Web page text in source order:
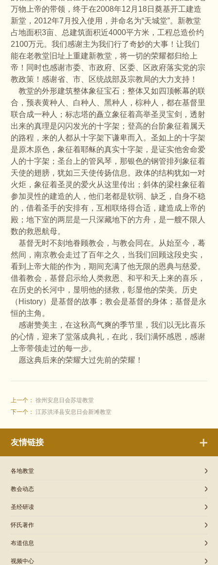
万物上帝的带领，终于在2008年12月18日奠基开工建造
新堂，2012年7月投入使用，并命名为“天城堂”。新教堂
占地面积3亩、总建筑面积近4000平方米，工程总造价约
2100万元。我们感谢主为我们行了奇妙的大事！让我们
能在老教堂旧址上重建新教堂，将一切的荣耀都归给上
帝！同时也感谢市委、市政府、区委、区政府落实党的宗
教政策！感谢省、市、区统战部及宗教局的大力支持！
教堂的外形建筑整体象征宝石；整体又如四顶帐幕的联
合，预表黄种人、白种人、黑种人，棕种人，都在基督里
联合成一种人；标志塔的矗立象征着高举圣灵宝剑，透射
出来的真理是闪闪发光的十字架；登高的台阶象征着属天
的路程，来的人都从十字架下谦卑而入。圣如上的十字架
是原木原色，象征着耶稣的真实十字架，是证实他舍命爱
人的十字架；圣台上的管风琴，那银色的钢管排列象征着
天使的翅膀，犹如三天使传扬信息。政体的结构犹如一对
火炬，象征着圣灵的爱火从这里传出；斜体的梁柱象征着
参加灵性的建造的人，他们老都是软弱、缺乏，自身不稳
的，借着圣手的安排有，互相联络得合适，建造成上帝的
殿；地下室的两层是一只深藏地下的方舟，是一艘不限人
数的救恩航母。
基督无时不刻地眷顾教会，与教会同在。从始至今，蓦
然间，南京教会走过了百年之久，当我们回顾这段史实，
看到上帝大能的作为，期间充满了他无限的恩典与慈爱。
借着教会，基督启示给人类救恩、和平和天上来的喜乐，
在历史的长河中，显明他的拯救，彰显他的荣美。历史
（History）是基督的故事；教会是基督的身体；基督是永
恒的主角。
感谢赞美主，在这秋高气爽的季节里，我们以无比喜乐
的心情，迎来了堂落成典礼，在此，我们满怀感恩，感谢
上帝带领走过的每一步。
愿这典后来的荣耀大过先前的荣耀！
上一个：徐州安息日会苏堤教堂
下一个：江苏洪泽县安息日会新滩教堂
友情链接
各地教堂
教会动态
圣经研读
怀氏著作
布道信息
视频中心